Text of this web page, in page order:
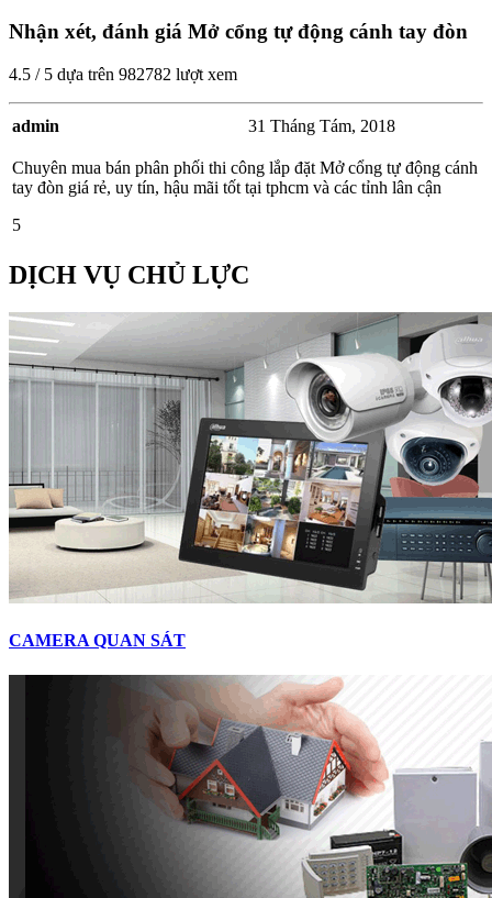
Nhận xét, đánh giá Mở cổng tự động cánh tay đòn
4.5 / 5 dựa trên 982782 lượt xem
admin 31 Tháng Tám, 2018
Chuyên mua bán phân phối thi công lắp đặt Mở cổng tự động cánh
tay đòn giá rẻ, uy tín, hậu mãi tốt tại tphcm và các tỉnh lân cận
5
DỊCH VỤ CHỦ LỰC
CAMERA QUAN SÁT